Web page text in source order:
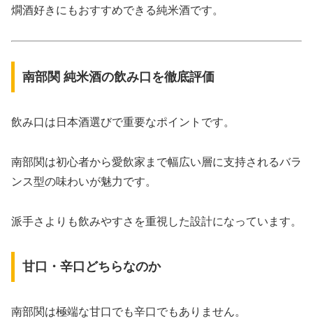
燗酒好きにもおすすめできる純米酒です。
南部関 純米酒の飲み口を徹底評価
飲み口は日本酒選びで重要なポイントです。
南部関は初心者から愛飲家まで幅広い層に支持されるバラ
ンス型の味わいが魅力です。
派手さよりも飲みやすさを重視した設計になっています。
甘口・辛口どちらなのか
南部関は極端な甘口でも辛口でもありません。